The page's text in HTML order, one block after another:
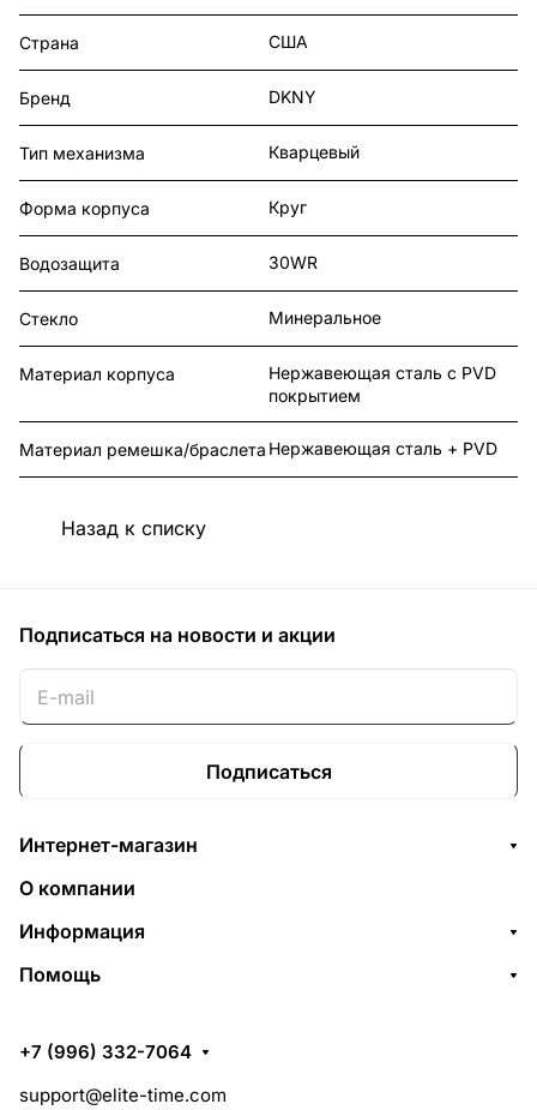
Страна США
Бренд DKNY
Тип механизма Кварцевый
Форма корпуса Круг
Водозащита 30WR
Стекло Минеральное
Материал корпуса
Нержавеющая сталь с PVD
покрытием
Материал ремешка/браслета Нержавеющая сталь + PVD
Назад к списку
Подписаться на новости и акции
Подписаться
Интернет-магазин
О компании
Информация
Помощь
+7 (996) 332-7064
support@elite-time.com